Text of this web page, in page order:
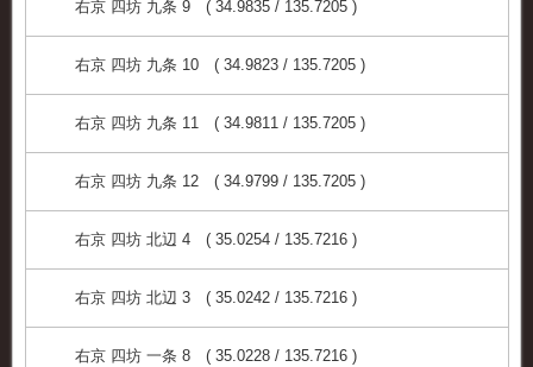
右京 四坊 九条 9 ( 34.9835 / 135.7205 )
右京 四坊 九条 10 ( 34.9823 / 135.7205 )
右京 四坊 九条 11 ( 34.9811 / 135.7205 )
右京 四坊 九条 12 ( 34.9799 / 135.7205 )
右京 四坊 北辺 4 ( 35.0254 / 135.7216 )
右京 四坊 北辺 3 ( 35.0242 / 135.7216 )
右京 四坊 一条 8 ( 35.0228 / 135.7216 )